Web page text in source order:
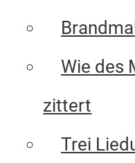
Brandmal
Wie des
zittert
Trei